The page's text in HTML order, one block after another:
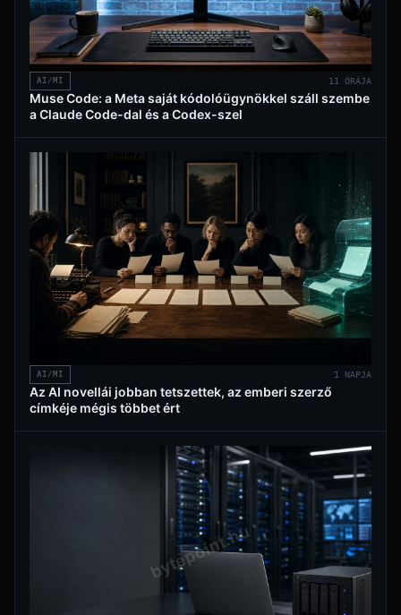
AI/MI 11 ÓRÁJA
Muse Code: a Meta saját kódolóügynökkel száll szembe
a Claude Code-dal és a Codex-szel
AI/MI 1 NAPJA
Az AI novellái jobban tetszettek, az emberi szerző
címkéje mégis többet ért